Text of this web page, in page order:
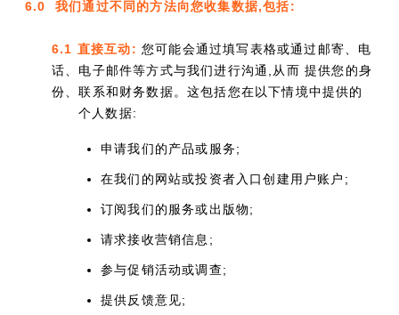
6.0 我们通过不同的方法向您收集数据,包括:
6.1 直接互动: 您可能会通过填写表格或通过邮寄、电
话、电子邮件等方式与我们进行沟通,从而 提供您的身
份、联系和财务数据。这包括您在以下情境中提供的
个人数据:
申请我们的产品或服务;
在我们的网站或投资者入口创建用户账户;
订阅我们的服务或出版物;
请求接收营销信息;
参与促销活动或调查;
提供反馈意见;